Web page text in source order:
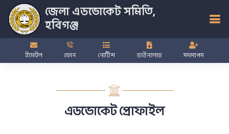
জেলা এডভোকেট সমিতি,
হবিগঞ্জ
ইমেইল ফোন নোটিশ ডাউনলোড সদস্যপদ
এডভোকেট প্রোফাইল